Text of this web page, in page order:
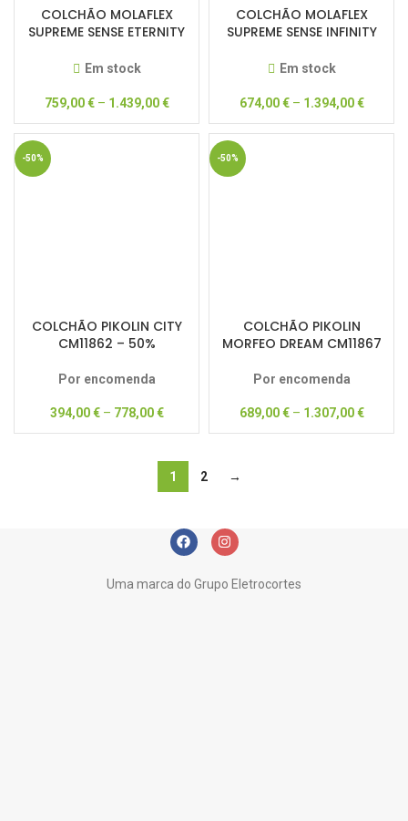
COLCHÃO MOLAFLEX
SUPREME SENSE ETERNITY
Em stock
759,00€– 1.439,00€
COLCHÃO MOLAFLEX
SUPREME SENSE INFINITY
Em stock
674,00€– 1.394,00€
-50%
COLCHÃO PIKOLIN CITY
CM11862 – 50%
Por encomenda
394,00€– 778,00€
-50%
COLCHÃO PIKOLIN
MORFEO DREAM CM11867
Por encomenda
689,00€– 1.307,00€
1 2 →
Uma marca do Grupo Eletrocortes